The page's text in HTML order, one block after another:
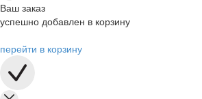
Ваш заказ
успешно добавлен в корзину
перейти в корзину